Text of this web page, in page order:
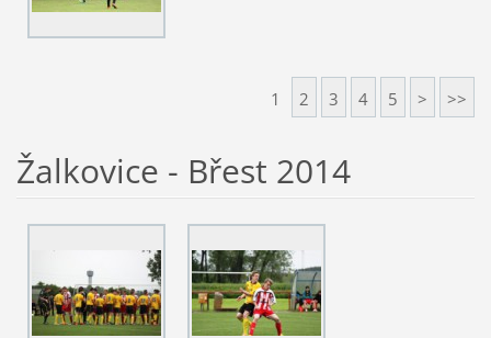
1 2 3 4 5 > >>
Žalkovice - Břest 2014